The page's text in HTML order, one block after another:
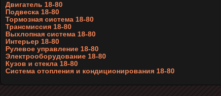
Двигатель 18-80
Подвеска 18-80
Тормозная система 18-80
Трансмиссия 18-80
Выхлопная система 18-80
Интерьер 18-80
Рулевое управление 18-80
Электрооборудование 18-80
Кузов и стекла 18-80
Система отопления и кондиционирования 18-80